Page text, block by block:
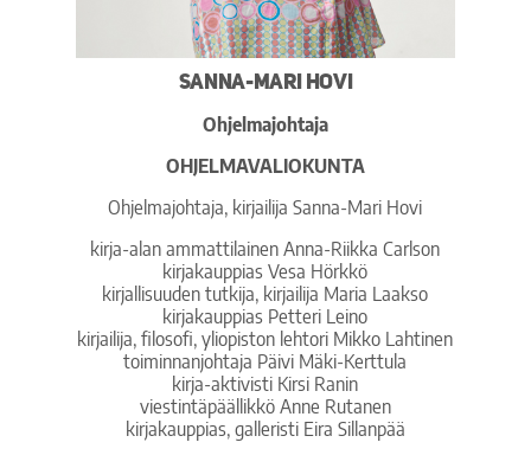
Sanna-Mari Hovi
Ohjelmajohtaja
OHJELMAVALIOKUNTA
Ohjelmajohtaja, kirjailija Sanna-Mari Hovi
kirja-alan ammattilainen Anna-Riikka Carlson
kirjakauppias Vesa Hörkkö
kirjallisuuden tutkija, kirjailija Maria Laakso
kirjakauppias Petteri Leino
kirjailija, filosofi, yliopiston lehtori Mikko Lahtinen
toiminnanjohtaja Päivi Mäki-Kerttula
kirja-aktivisti Kirsi Ranin
viestintäpäällikkö Anne Rutanen
kirjakauppias, galleristi Eira Sillanpää